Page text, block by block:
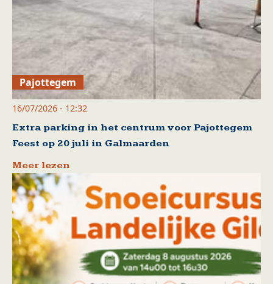
Pajottegem
16/07/2026 - 12:32
Extra parking in het centrum voor Pajottegem
Feest op 20 juli in Galmaarden
Meer lezen